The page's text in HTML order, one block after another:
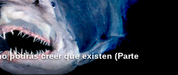
podrás creer que existen (Parte